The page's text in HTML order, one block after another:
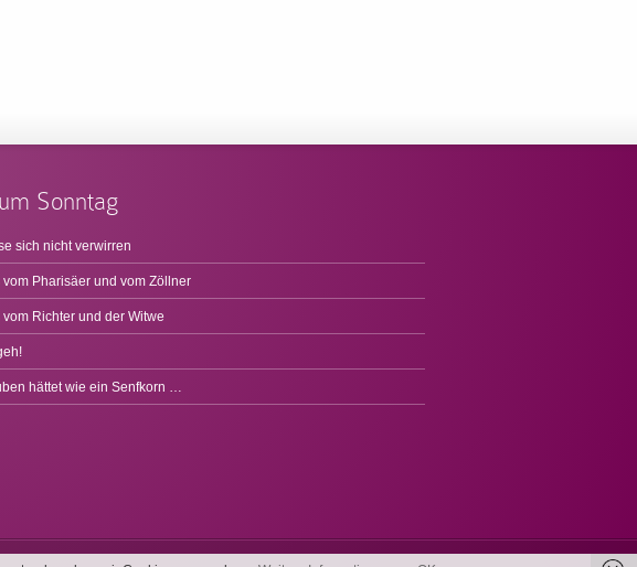
Sonntag
sich nicht verwirren
Pharisäer und vom Zöllner
Richter und der Witwe
hättet wie ein Senfkorn …